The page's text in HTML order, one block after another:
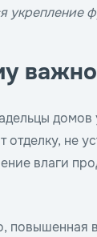
укрепление
домов
отделку, не
влаги
повышенная